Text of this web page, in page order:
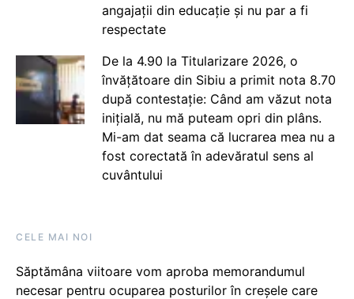
angajații din educație și nu par a fi
respectate
De la 4.90 la Titularizare 2026, o
învățătoare din Sibiu a primit nota 8.70
după contestație: Când am văzut nota
inițială, nu mă puteam opri din plâns.
Mi-am dat seama că lucrarea mea nu a
fost corectată în adevăratul sens al
cuvântului
CELE MAI NOI
Săptămâna viitoare vom aproba memorandumul
necesar pentru ocuparea posturilor în creșele care